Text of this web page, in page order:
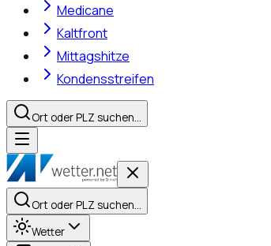
Medicane
Kaltfront
Mittagshitze
Kondensstreifen
Ort oder PLZ suchen…
Ort oder PLZ suchen…
Wetter